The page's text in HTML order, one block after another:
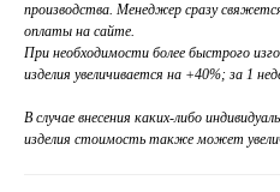
производства. Менеджер сразу
оплаты на сайте.
При необходимости более быстрого
изделия увеличивается на +40%; за 1
В случае внесения каких-либо
изделия стоимость также может